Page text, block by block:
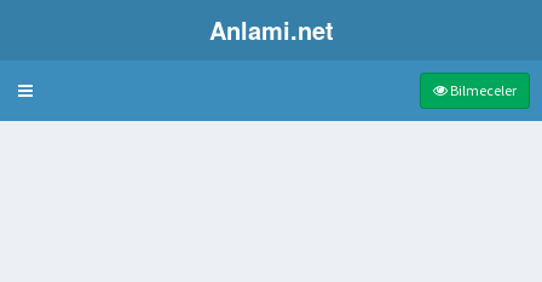
Anlami.net
Bulmaca Bilmeceler